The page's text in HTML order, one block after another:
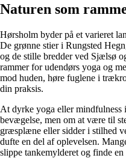
Naturen som
Hørsholm byder på et varieret
De grønne stier i Rungsted
og de stille bredder ved Sjælsø
rammer for udendørs yoga og
mod huden, høre fuglene i
din praksis.
At dyrke yoga eller
bevægelse, men om at være til
græsplæne eller sidder i stilhed
dufte en del af oplevelsen.
slippe tankemylderet og finde en